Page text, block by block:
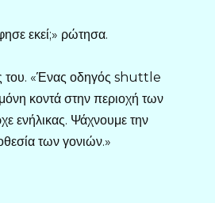
εκεί;» ρώτησα.
του. «Ένας οδηγός shuttle
κοντά στην περιοχή των
ενήλικας. Ψάχνουμε την
των γονιών.»